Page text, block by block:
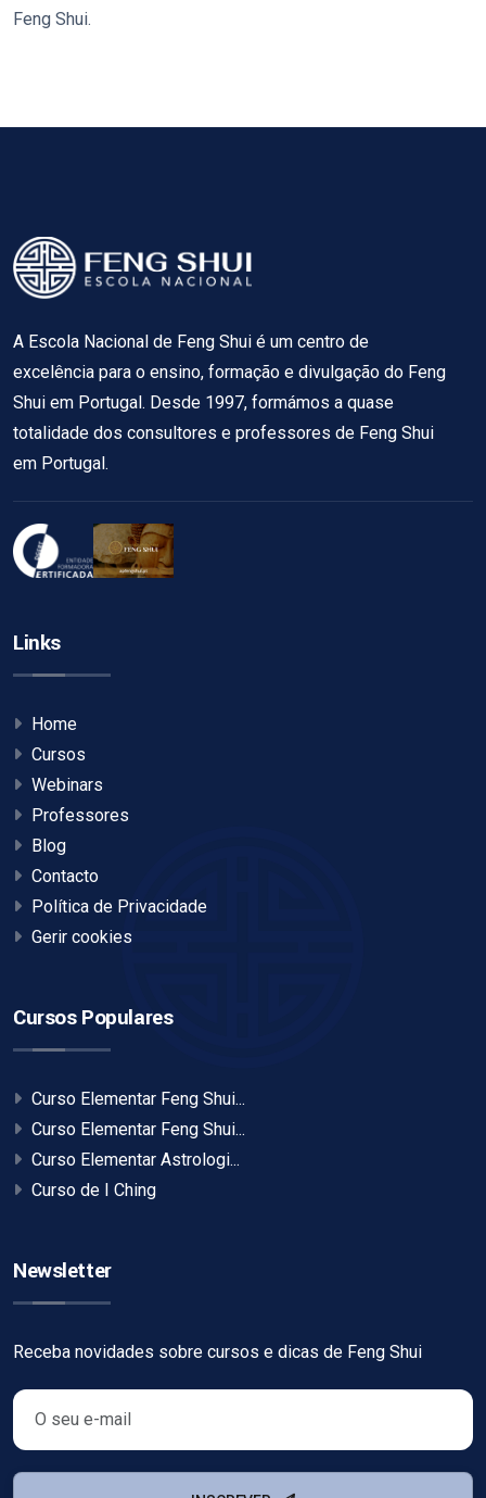
Feng Shui.
A Escola Nacional de Feng Shui é um centro de
excelência para o ensino, formação e divulgação do Feng
Shui em Portugal. Desde 1997, formámos a quase
totalidade dos consultores e professores de Feng Shui
em Portugal.
Links
Home
Cursos
Webinars
Professores
Blog
Contacto
Política de Privacidade
Gerir cookies
Cursos Populares
Curso Elementar Feng Shui...
Curso Elementar Feng Shui...
Curso Elementar Astrologi...
Curso de I Ching
Newsletter
Receba novidades sobre cursos e dicas de Feng Shui